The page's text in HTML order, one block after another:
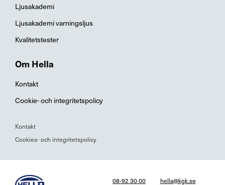
Ljusakademi
Ljusakademi varningsljus
Kvalitetstester
Om Hella
Kontakt
Cookie- och integritetspolicy
Kontakt
Cookies- och integritetspolicy
08-92 30 00 hella@kgk.se